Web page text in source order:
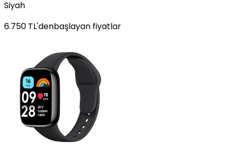
Siyah
6.750 TL'denbaşlayan fiyatlar